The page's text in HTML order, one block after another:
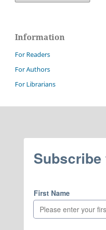
Information
For Readers
For Authors
For Librarians